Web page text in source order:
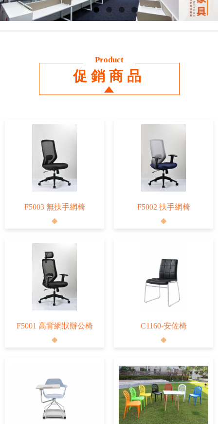
Product
促銷商品
F5003 無扶手網椅 F5002 扶手網椅
F5001 高背網狀辦公椅 C1160-安佐椅